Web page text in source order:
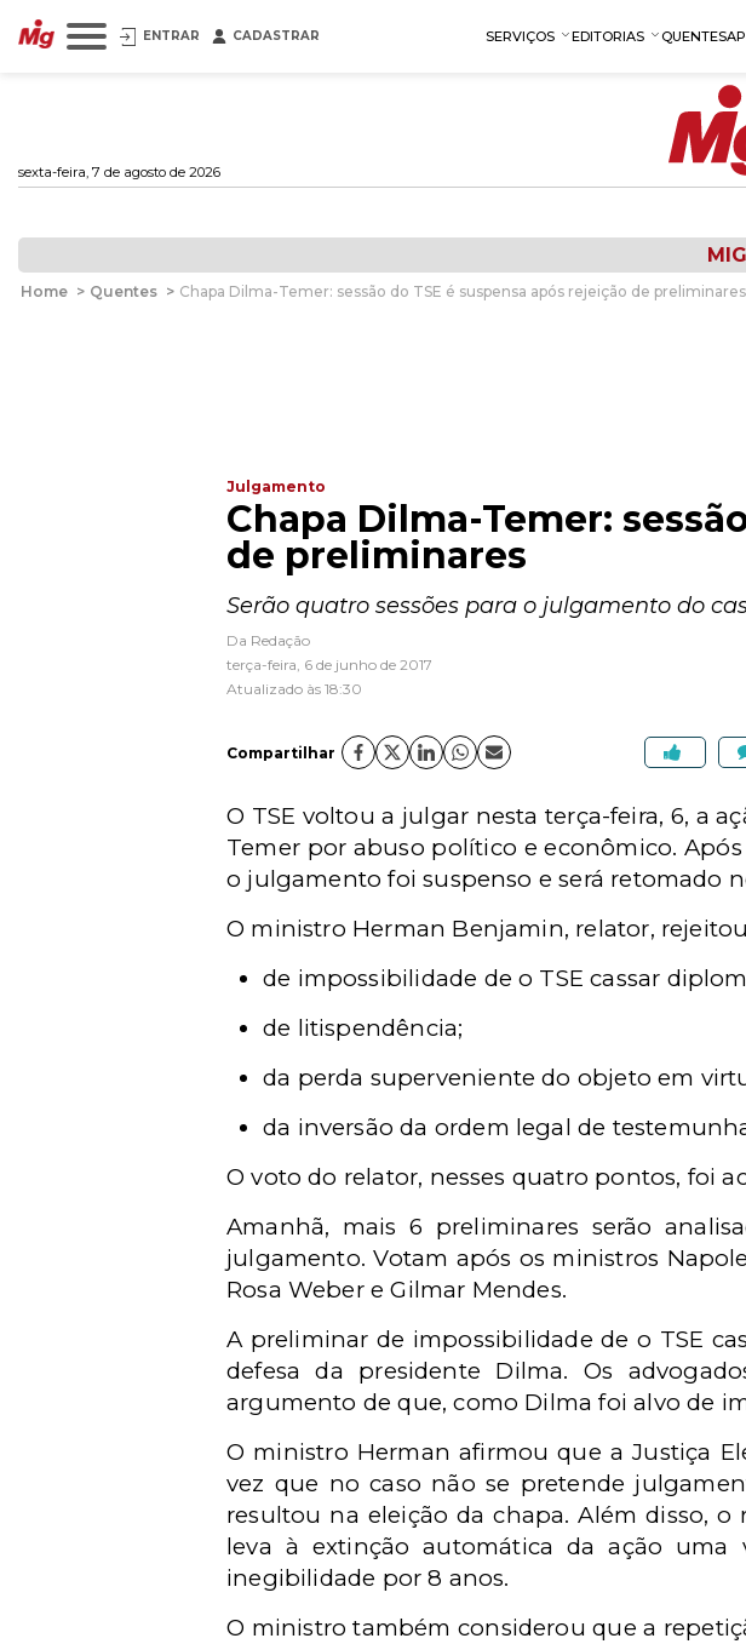
ENTRAR CADASTRAR SERVIÇOS EDITORIAS QUENTES
sexta-feira, 7 de agosto de 2026
Home > Quentes > Chapa Dilma-Temer: sessão do TSE é suspensa após rejeição de preliminares
Julgamento
Chapa Dilma-Temer:
de preliminares
Serão quatro sessões para o julgamento do
Da Redação
terça-feira, 6 de junho de 2017
Atualizado às 18:30
Compartilhar
O TSE voltou a julgar nesta terça-feira, 6, a
Temer por abuso político e econômico.
o julgamento foi suspenso e será retomado
O ministro Herman Benjamin, relator,
de impossibilidade de o TSE cassar
de litispendência;
da perda superveniente do objeto em
da inversão da ordem legal de
O voto do relator, nesses quatro pontos, foi
Amanhã, mais 6 preliminares serão
julgamento. Votam após os ministros
Rosa Weber e Gilmar Mendes.
A preliminar de impossibilidade de o TSE
defesa da presidente Dilma. Os
argumento de que, como Dilma foi alvo de
O ministro Herman afirmou que a Justiça
vez que no caso não se pretende
resultou na eleição da chapa. Além disso,
leva à extinção automática da ação
inegibilidade por 8 anos.
O ministro também considerou que a